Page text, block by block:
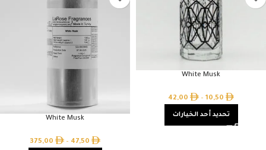
White Musk
10,50
–
42,00
تحديد أحد الخيارات White Musk
47,50
–
375,00